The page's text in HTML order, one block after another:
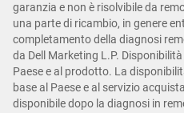
garanzia e non è risolvibile da
una parte di ricambio, in genere
completamento della diagnosi
da Dell Marketing L.P.
Paese e al prodotto. La
base al Paese e al servizio
disponibile dopo la diagnosi in